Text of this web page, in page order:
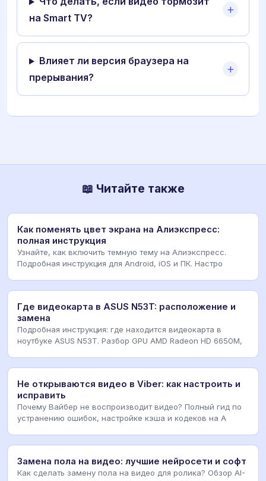
на Smart TV?
Влияет ли версия браузера на
прерывания?
📖 Читайте также
Как поменять цвет экрана на Алиэкспресс:
полная инструкция
Узнайте, как включить темную тему на Алиэкспресс.
Подробная инструкция для Android, iOS и ПК. Настро
Где видеокарта в ASUS N53T: расположение и
замена
Подробная инструкция: где находится видеокарта в
ноутбуке ASUS N53T. Разбор GPU AMD Radeon HD 6650M,
Не открываются видео в Viber: как настроить и
исправить
Почему Вайбер не воспроизводит видео? Полный гид по
устранению ошибок, настройке кэша и кодеков на A
Замена пола на видео: лучшие нейросети и софт
Как сделать замену пола на видео для ролика? Обзор AI-